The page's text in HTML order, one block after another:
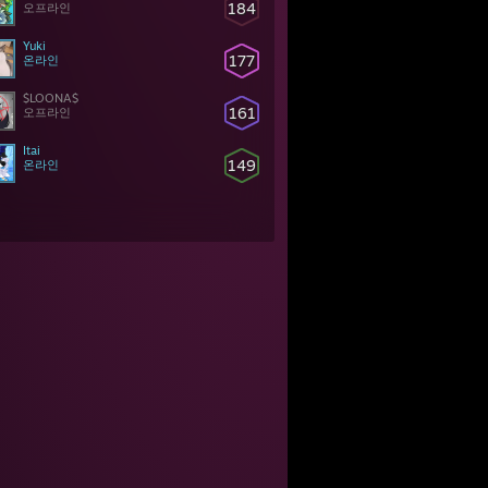
184
오프라인
177
Yuki
온라인
161
$LOONA$
오프라인
149
Itai
온라인